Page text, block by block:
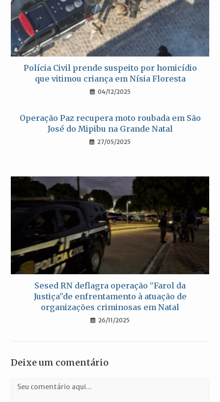
Polícia Civil prende suspeito por homicídio
que vitimou criança em Nísia Floresta
04/12/2025
Operação Paz recupera moto roubada em São
José do Mipibu na Grande Natal
27/05/2025
Sesed RN deflagra operação “Farol da
Justiça”de enfrentamento à atuação de
organizações criminosas em Natal
26/11/2025
Deixe um comentário
Comentário